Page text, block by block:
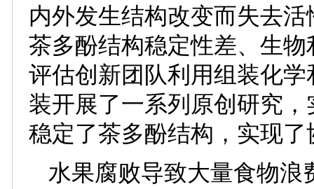
内外发生结构改变而失去
茶多酚结构稳定性差、生
评估创新团队利用组装化
装开展了一系列原创研究
稳定了茶多酚结构，实现
水果腐败导致大量食物浪